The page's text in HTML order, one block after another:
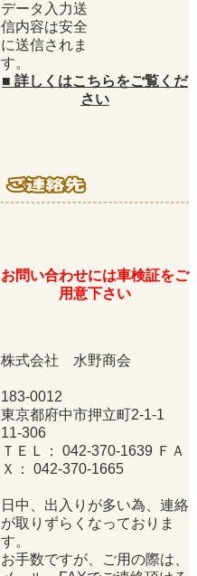
データ入力送
信内容は安全
に送信されま
す。
■ 詳しくはこちらをご覧くだ
さい
お問い合わせには車検証をご
用意下さい
株式会社 水野商会
183-0012
東京都府中市押立町2-1-1
11-306
ＴＥＬ： 042-370-1639 ＦＡ
Ｘ： 042-370-1665
日中、出入りが多い為、連絡
が取りずらくなっておりま
す。
お手数ですが、ご用の際は、